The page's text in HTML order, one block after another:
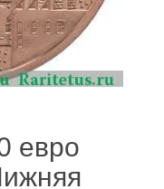
евро